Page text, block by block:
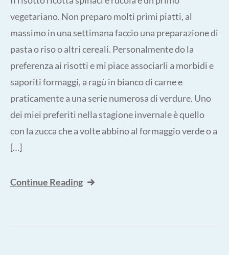
vegetariano. Non preparo molti primi piatti, al
massimo in una settimana faccio una preparazione di
pasta o riso o altri cereali. Personalmente do la
preferenza ai risotti e mi piace associarli a morbidi e
saporiti formaggi, a ragù in bianco di carne e
praticamente a una serie numerosa di verdure. Uno
dei miei preferiti nella stagione invernale è quello
con la zucca che a volte abbino al formaggio verde o a
[…]
Continue Reading